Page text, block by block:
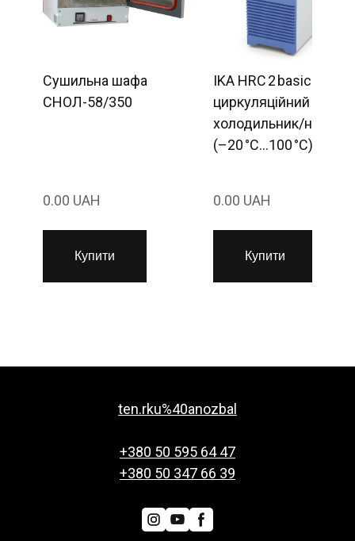
Сушильна шафа
СНОЛ-58/350
0.00 UAH
Купити
IKA HRC 2 basic —
циркуляційний
холодильник/
(–20 °C…100 °C)
0.00 UAH
Купити
ten.rku%40anozbal
+380 50 595 64 47
+380 50 347 66 39